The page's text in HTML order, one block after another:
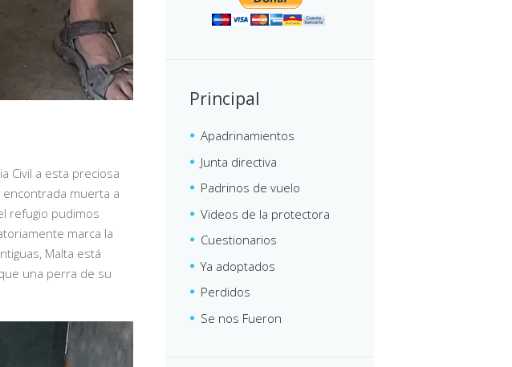
Civil a esta preciosa
muerta a
refugio pudimos
marca la
Malta está
una perra de su
Principal
Apadrinamientos
Junta directiva
Padrinos de vuelo
Videos de la protectora
Cuestionarios
Ya adoptados
Perdidos
Se nos Fueron